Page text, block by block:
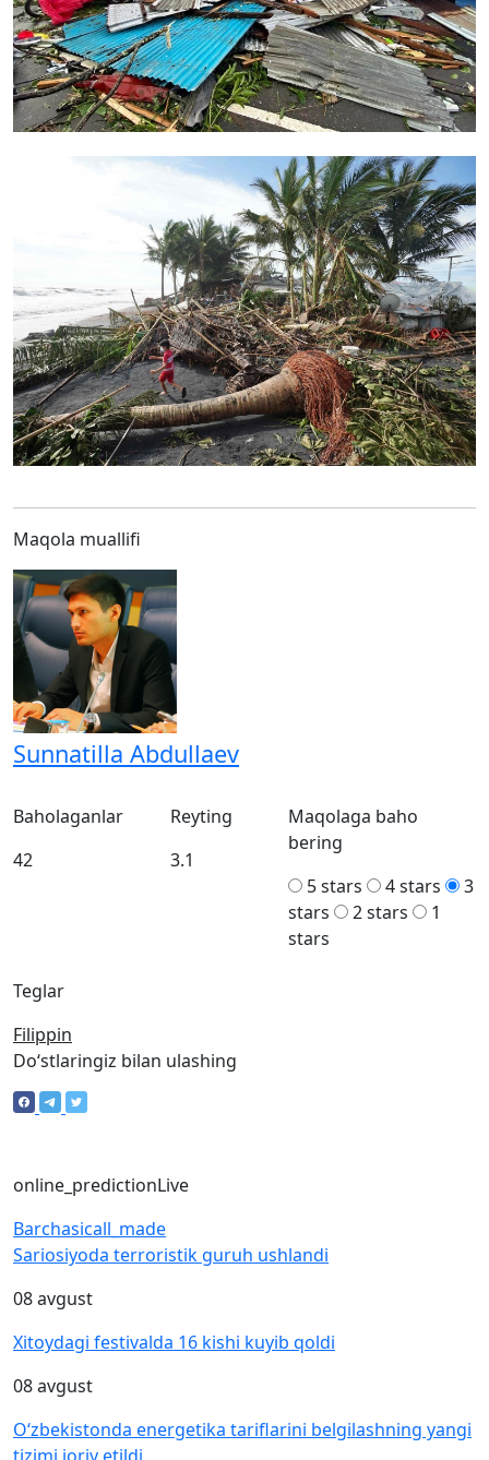
Maqola muallifi
Sunnatilla Abdullaev
Teglar
Filippin
Baholaganlar
42
Reyting
3.1
Maqolaga baho
bering
5 stars
4 stars
3
stars
2 stars
1
stars
Doʻstlaringiz bilan ulashing
online_predictionLive
Barchasicall_made
Sariosiyoda terroristik guruh ushlandi
08 avgust
Xitoydagi festivalda 16 kishi kuyib qoldi
08 avgust
O‘zbekistonda energetika tariflarini belgilashning yangi
tizimi joriy etildi